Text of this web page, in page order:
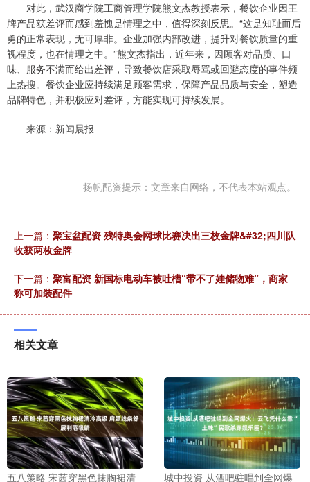
对此，武汉商学院工商管理学院熊文杰教授表示，餐饮企业因王
牌产品获差评而感到羞愧是情理之中，值得深刻反思。“这是知耻而后
勇的正常表现，无可厚非。企业加强内部改进，提升对餐饮质量的重
视程度，也在情理之中。”熊文杰指出，近年来，因顾客对品质、口
味、服务不满而给出差评，导致餐饮店采取辱骂或回避态度的事件频
上热搜。餐饮企业应持续满足顾客需求，保障产品品质与安全，塑造
品牌特色，并积极应对差评，方能实现可持续发展。
来源：新闻晨报
扬帆配资提示：文章来自网络，不代表本站观点。
上一篇： 聚宝盆配资 残特奥会网球比赛决出三枚金牌&#32;四川队
收获两枚金牌
下一篇： 聚富配资 新国标电动车被吐槽“带不了娃储物难”，商家
称可加装配件
相关文章
五八策略 宋茜穿黑色抹胸裙清 城中投资 从酒吧驻唱到全网爆